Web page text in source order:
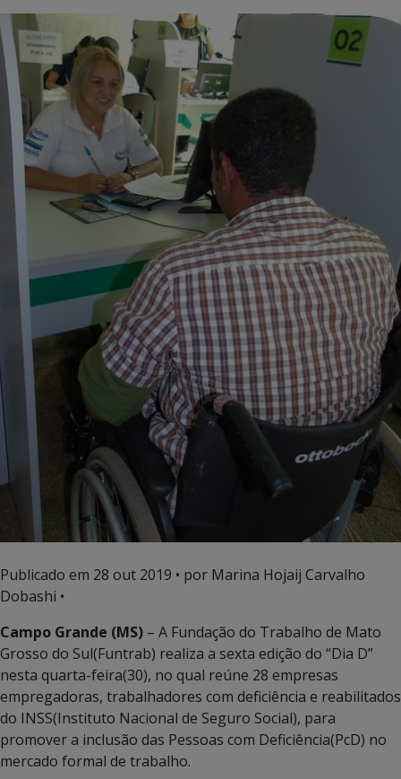
Publicado em 28 out 2019 • por Marina Hojaij Carvalho
Dobashi •
Campo Grande (MS) – A Fundação do Trabalho de Mato
Grosso do Sul(Funtrab) realiza a sexta edição do “Dia D”
nesta quarta-feira(30), no qual reúne 28 empresas
empregadoras, trabalhadores com deficiência e reabilitados
do INSS(Instituto Nacional de Seguro Social), para
promover a inclusão das Pessoas com Deficiência(PcD) no
mercado formal de trabalho.